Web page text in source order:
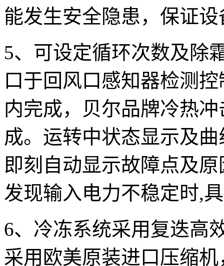
能发生安全隐患，保证
5、可设定循环次数及除
口于回风口感知器检测
内完成，贝尔品牌冷热
成。运转中状态显示及
即刻自动显示故障点及
发现输入电力不稳定时,
6、冷冻系统采用复迭高
采用欧美原装进口压缩